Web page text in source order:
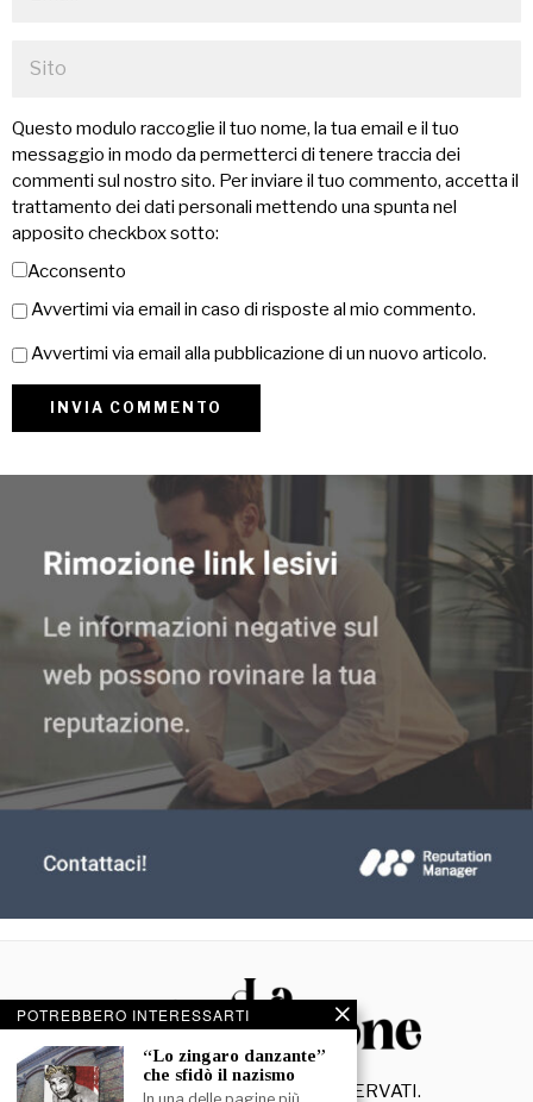
Questo modulo raccoglie il tuo nome, la tua email e il tuo
messaggio in modo da permetterci di tenere traccia dei
commenti sul nostro sito. Per inviare il tuo commento, accetta il
trattamento dei dati personali mettendo una spunta nel
apposito checkbox sotto:
Acconsento
Avvertimi via email in caso di risposte al mio commento.
Avvertimi via email alla pubblicazione di un nuovo articolo.
© 2026- TUTTI I DIRITTI RISERVATI.
POTREBBERO INTERESSARTI
“Lo zingaro danzante”
che sfidò il nazismo